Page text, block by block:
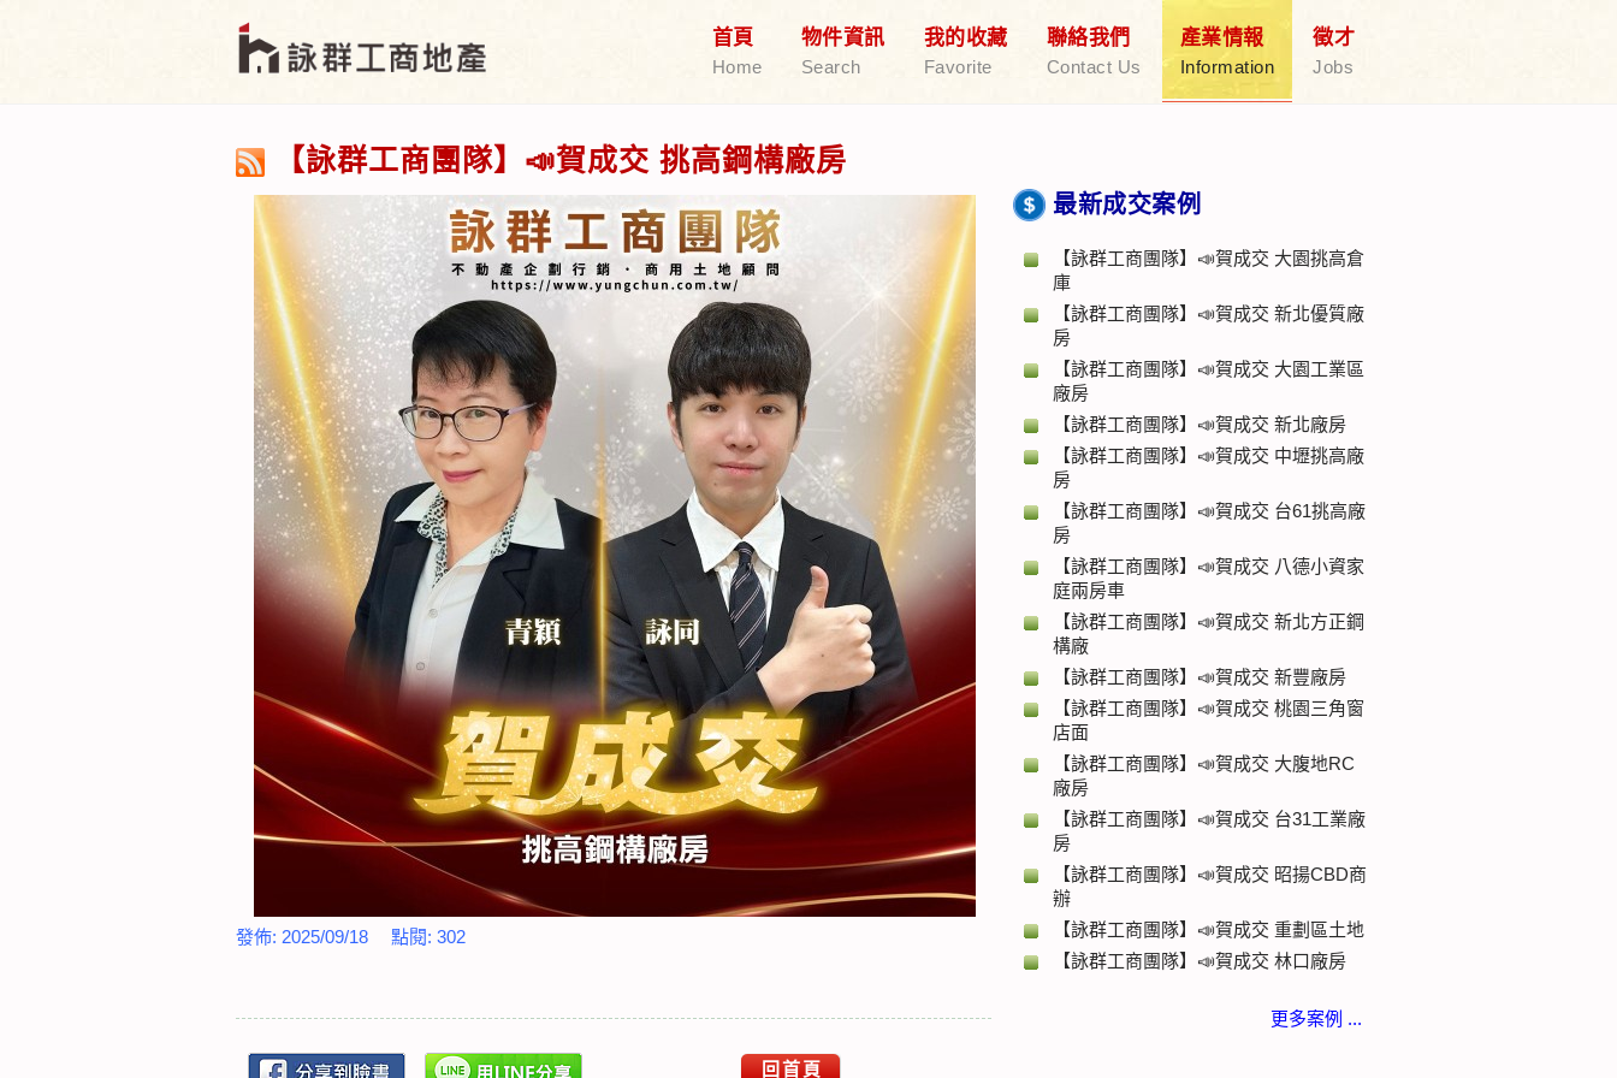
首頁
Home
物件資訊
Search
我的收藏
Favorite
聯絡我們
Contact Us
產業情報
Information
徵才
Jobs
【詠群工商團隊】📣賀成交 挑高鋼構廠房
發佈: 2025/09/18 點閱: 302
回首頁
最新成交案例
【詠群工商團隊】📣賀成交 大園挑高倉
庫
【詠群工商團隊】📣賀成交 新北優質廠
房
【詠群工商團隊】📣賀成交 大園工業區
廠房
【詠群工商團隊】📣賀成交 新北廠房
【詠群工商團隊】📣賀成交 中壢挑高廠
房
【詠群工商團隊】📣賀成交 台61挑高廠
房
【詠群工商團隊】📣賀成交 八德小資家
庭兩房車
【詠群工商團隊】📣賀成交 新北方正鋼
構廠
【詠群工商團隊】📣賀成交 新豐廠房
【詠群工商團隊】📣賀成交 桃園三角窗
店面
【詠群工商團隊】📣賀成交 大腹地RC
廠房
【詠群工商團隊】📣賀成交 台31工業廠
房
【詠群工商團隊】📣賀成交 昭揚CBD商
辦
【詠群工商團隊】📣賀成交 重劃區土地
【詠群工商團隊】📣賀成交 林口廠房
更多案例 ...